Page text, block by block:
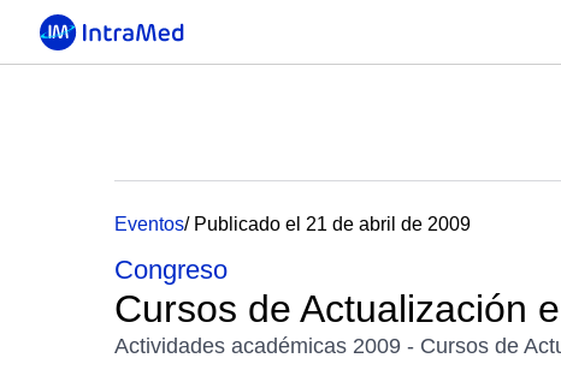
Eventos/ Publicado el 21 de abril de 2009
Congreso
Cursos de Actualización
Actividades académicas 2009 - Cursos de